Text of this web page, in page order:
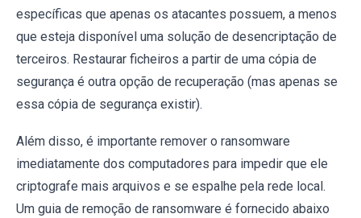
específicas que apenas os atacantes possuem, a menos
que esteja disponível uma solução de desencriptação de
terceiros. Restaurar ficheiros a partir de uma cópia de
segurança é outra opção de recuperação (mas apenas se
essa cópia de segurança existir).
Além disso, é importante remover o ransomware
imediatamente dos computadores para impedir que ele
criptografe mais arquivos e se espalhe pela rede local.
Um guia de remoção de ransomware é fornecido abaixo